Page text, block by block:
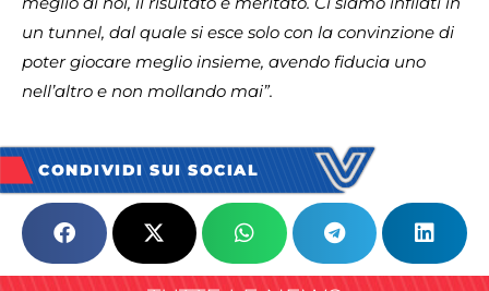
un tunnel, dal quale si esce solo con la convinzione di
poter giocare meglio insieme, avendo fiducia uno
nell’altro e non mollando mai”.
CONDIVIDI SUI SOCIAL